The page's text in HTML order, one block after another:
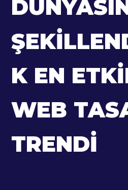
K EN
WEB
TRENDI